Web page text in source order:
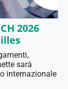
2026
sarà
internazionale